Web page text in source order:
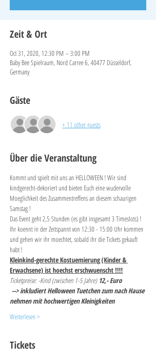
Zeit & Ort
Oct 31, 2020, 12:30 PM – 3:00 PM
Baby Bee Spielraum, Nord Carree 6, 40477 Düsseldorf,
Germany
Gäste
+ 11 other guests
Über die Veranstaltung
Kommt und spielt mit uns an HELLOWEEN ! Wir sind
kindgerecht-dekoriert und bieten Euch eine wudervolle
Moeglichkeit des Zusammentreffens an diesem schaurigen
Samstag !
Das Event geht 2,5 Stunden (es gibt insgesamt 3 Timeslots) !
Ihr koennt in der Zeitspannt von 12:30 - 15:00 Uhr kommen
und gehen wir ihr moechtet, sobald ihr die Tickets gekauft
habt !
Kleinkind-gerechte Kostuemierung (Kinder &
Erwachsene) ist hoechst erschwuenscht !!!!
Ticketpreise: -Kind (zwischen 1-5 Jahre) 12,- Euro
--> inkludiert Helloween Tuetchen zum nach Hause
nehmen mit hochwertigen Kleinigkeiten
Weiterlesen >
Tickets